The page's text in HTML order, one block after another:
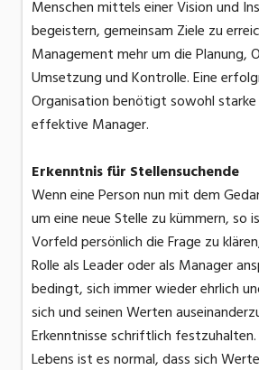
Menschen mittels einer Vision und
begeistern, gemeinsam Ziele zu
Management mehr um die Planung,
Umsetzung und Kontrolle. Eine
Organisation benötigt sowohl starke
effektive Manager.
Erkenntnis für Stellensuchende
Wenn eine Person nun mit dem
um eine neue Stelle zu kümmern, so
Vorfeld persönlich die Frage zu
Rolle als Leader oder als Manager
bedingt, sich immer wieder ehrlich
sich und seinen Werten
Erkenntnisse schriftlich
Lebens ist es normal, dass sich